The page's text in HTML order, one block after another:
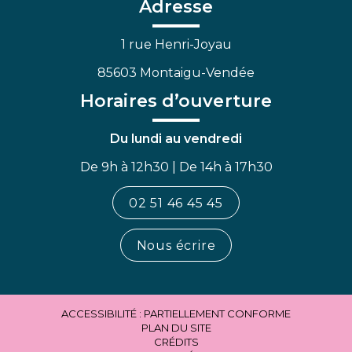
Adresse
1 rue Henri-Joyau
85603 Montaigu-Vendée
Horaires d’ouverture
Du lundi au vendredi
De 9h à 12h30 | De 14h à 17h30
02 51 46 45 45
Nous écrire
ACCESSIBILITÉ : PARTIELLEMENT CONFORME
PLAN DU SITE
CRÉDITS